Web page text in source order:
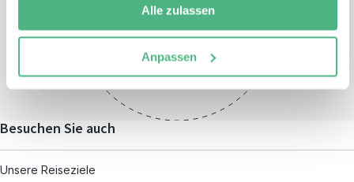
Alle zulassen
Anpassen
Montag – Freitag:
und nach individueller
Terminvereinbarung
Besuchen Sie auch
Unsere Reiseziele